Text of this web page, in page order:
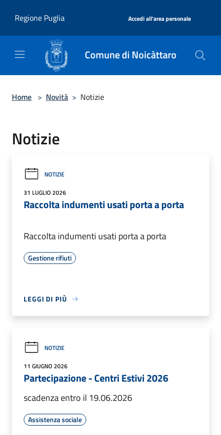
Regione Puglia
Accedi all'area personale
Comune di Noicàttaro
Home > Novità > Notizie
Notizie
NOTIZIE
31 LUGLIO 2026
Raccolta indumenti usati porta a porta
Raccolta indumenti usati porta a porta
Gestione rifiuti
LEGGI DI PIÙ
NOTIZIE
11 GIUGNO 2026
Partecipazione - Centri Estivi 2026
scadenza entro il 19.06.2026
Assistenza sociale